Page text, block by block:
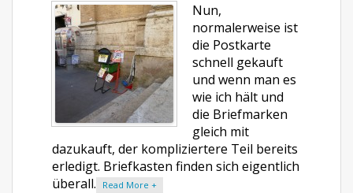
Nun,
normalerweise ist
die Postkarte
schnell gekauft
und wenn man es
wie ich hält und
die Briefmarken
gleich mit
dazukauft, der kompliziertere Teil bereits
erledigt. Briefkasten finden sich eigentlich
überall.
Read More +